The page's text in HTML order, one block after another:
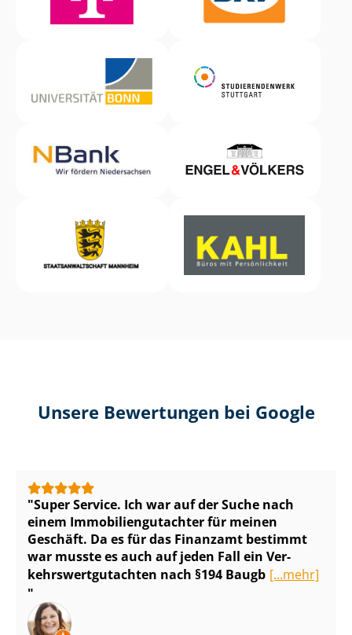
Unsere Bewertungen bei Google
Super Service. Ich war auf der Suche nach
einem Im­mo­bi­li­en­gut­ach­ter für meinen
Geschäft. Da es für das Finanzamt bestimmt
war musste es auch auf jeden Fall ein Ver­
kehrs­wert­gut­ach­ten nach §194 Baugb [...mehr]